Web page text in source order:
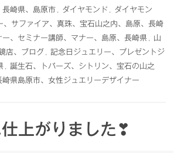
長崎県、島原市 ダイヤモンド
ダイヤモン
、サファイア、真珠、宝石山之内、島原、長崎
、セミナー講師、マナー、島原、長崎県
山
店、ブログ
記念日ジュエリー、プレゼントジ
誕生石、トパーズ、シトリン、宝石の山之
崎県島原市、女性ジュエリーデザイナー
上がりました❣